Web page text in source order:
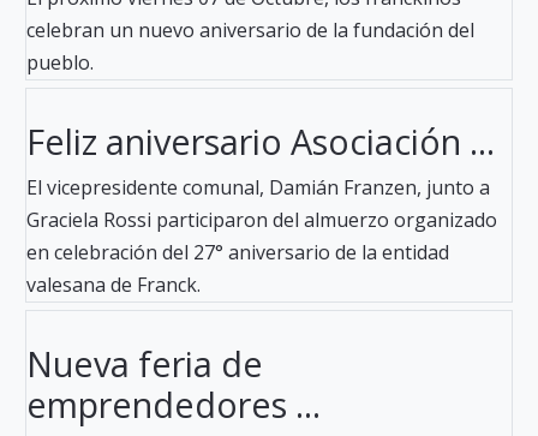
celebran un nuevo aniversario de la fundación del
pueblo.
Feliz aniversario Asociación ...
El vicepresidente comunal, Damián Franzen, junto a
Graciela Rossi participaron del almuerzo organizado
en celebración del 27° aniversario de la entidad
valesana de Franck.
Nueva feria de
emprendedores ...